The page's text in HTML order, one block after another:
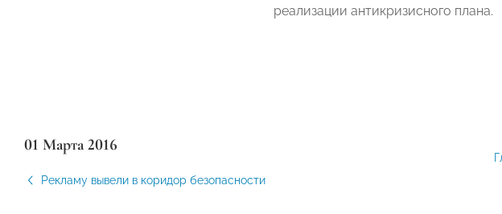
реализации антикризисного плана.
01 Марта 2016
Рекламу вывели в коридор безопасности